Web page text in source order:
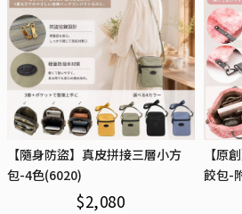
【隨身防盜】真皮拼接三層小方
包-4色(6020)
$2,080
【原
餃包-